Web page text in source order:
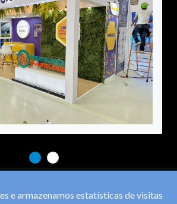
e armazenamos estatísticas de visitas